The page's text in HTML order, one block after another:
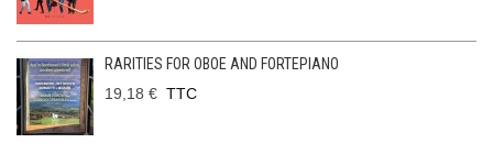
RARITIES FOR OBOE AND FORTEPIANO
19,18 € TTC